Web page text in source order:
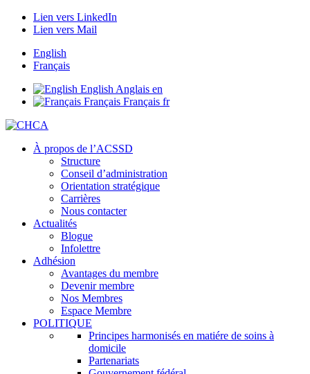
Lien vers LinkedIn
Lien vers Mail
English
Français
English Anglais en
Français Français fr
À propos de l’ACSSD
Structure
Conseil d’administration
Orientation stratégique
Carrières
Nous contacter
Actualités
Blogue
Infolettre
Adhésion
Avantages du membre
Devenir membre
Nos Membres
Espace Membre
POLITIQUE
Principes harmonisés en matiére de soins à
domicile
Partenariats